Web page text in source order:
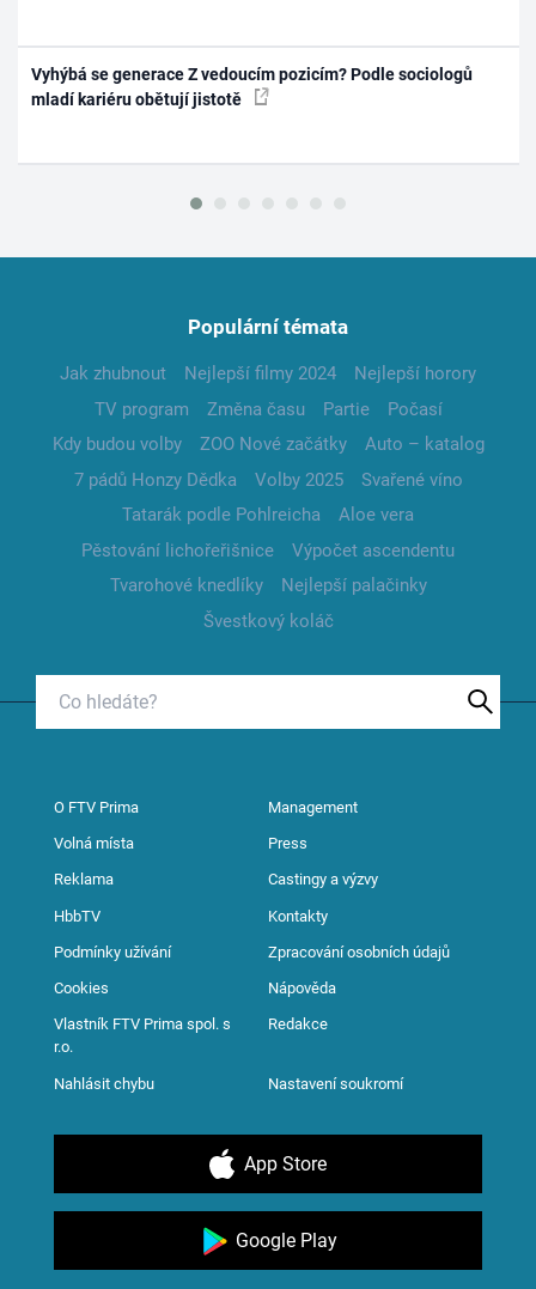
Vyhýbá se generace Z vedoucím pozicím? Podle sociologů
mladí kariéru obětují jistotě
Populární témata
Jak zhubnout Nejlepší filmy 2024
Nejlepší horory
TV program
Změna času Partie
Počasí
Kdy budou volby
ZOO Nové začátky
Auto – katalog
7 pádů Honzy Dědka
Volby 2025
Svařené víno
Tatarák podle Pohlreicha
Aloe vera
Pěstování lichořeřišnice
Výpočet ascendentu
Tvarohové knedlíky
Nejlepší palačinky
Švestkový koláč
O FTV Prima Management
Volná místa Press
Reklama Castingy a výzvy
HbbTV Kontakty
Podmínky užívání Zpracování osobních údajů
Cookies Nápověda
Vlastník FTV Prima spol. s
r.o.
Redakce
Nahlásit chybu Nastavení soukromí
App Store
Google Play